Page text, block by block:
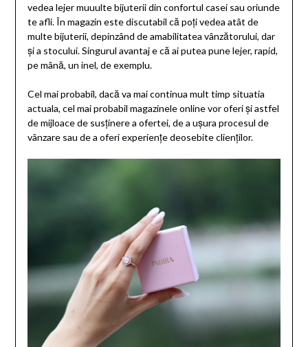
vedea lejer muuulte bijuterii din confortul casei sau oriunde
te afli. În magazin este discutabil că poți vedea atât de
multe bijuterii, depinzând de amabilitatea vânzătorului, dar
și a stocului. Singurul avantaj e că ai putea pune lejer, rapid,
pe mână, un inel, de exemplu.
Cel mai probabil, dacă va mai continua mult timp situatia
actuala, cel mai probabil magazinele online vor oferi și astfel
de mijloace de susținere a ofertei, de a ușura procesul de
vânzare sau de a oferi experiențe deosebite clienților.